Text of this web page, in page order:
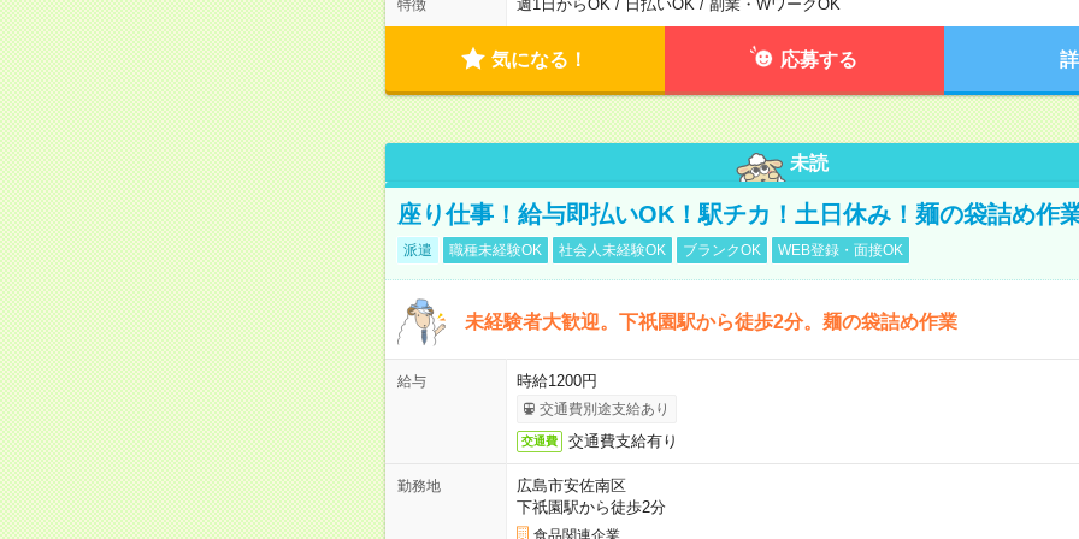
特徴 週1日からOK / 日払いOK / 副業・WワークOK
気になる！ 応募する
未読
座り仕事！給与即払いOK！駅チカ！土日休み！麺の袋詰め作
派遣 職種未経験OK 社会人未経験OK ブランクOK WEB登録・面接OK
未経験者大歓迎。下祇園駅から徒歩2分。麺の袋詰め作業
給与 時給1200円
交通費別途支給あり
交通費 交通費支給有り
勤務地
広島市安佐南区
下祇園駅から徒歩2分
食品関連企業